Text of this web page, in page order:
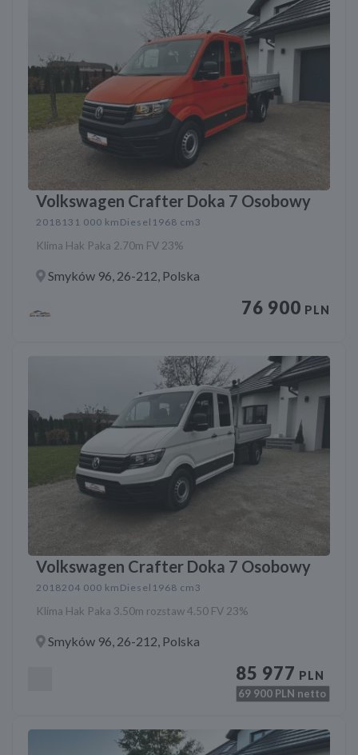
Volkswagen Crafter Doka 7 Osobowy
2018 131 000 km Diesel 1968 cm3
Klima Hak Paka 2.70m FV 23%
Smyków 96, 26-212, Polska
76 900 PLN
Volkswagen Crafter Doka 7 Osobowy
2018204 000 km Diesel 1968 cm3
Klima Hak Paka 3.50m rozstaw 4.50 FV 23%
Smyków 96, 26-212, Polska
85 977 PLN
69 900 PLN netto